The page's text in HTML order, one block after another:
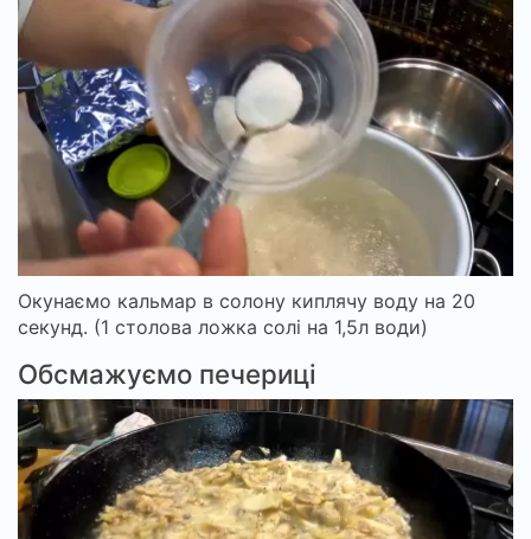
Окунаємо кальмар в солону киплячу воду на 20
секунд. (1 столова ложка солі на 1,5л води)
Обсмажуємо печериці